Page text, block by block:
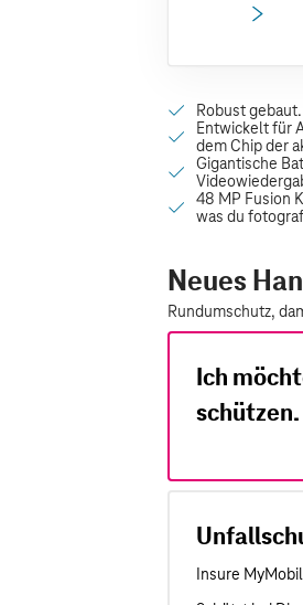
Neues
Rundumschutz,
Ich
schützen.